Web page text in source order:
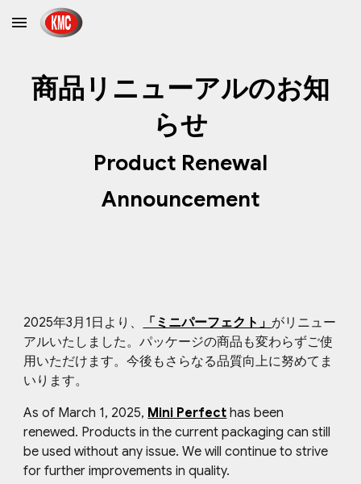
Skip to main content
商品リニューアルのお知
らせ
Product Renewal
Announcement
2025年3月1日より、 「ミニパーフェクト」がリニュー
アルいたしました。パッケージの商品も変わらずご使
用いただけます。今後もさらなる品質向上に努めてま
いります。
As of March 1, 2025, Mini Perfect has been
renewed. Products in the current packaging can still
be used without any issue. We will continue to strive
for further improvements in quality.